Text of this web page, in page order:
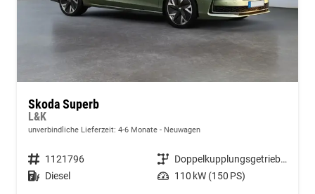
Skoda Superb
L&K
unverbindliche Lieferzeit: 4-6 Monate Neuwagen
Fahrzeugnummer 1121796 Getriebe
Doppelkupplungsgetriebe (DSG)
Kraftstoff Diesel Leistung 110 kW (150 PS)